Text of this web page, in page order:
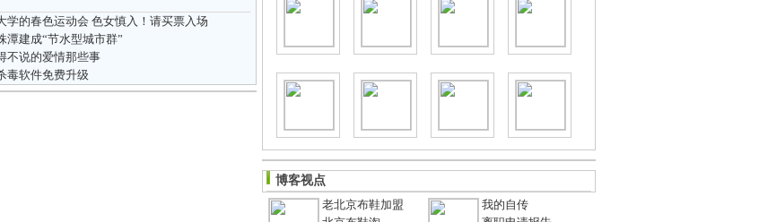
学的春色运动会 色女慎入！请买票入场
潭建成“节水型城市群”
不说的爱情那些事
毒软件免费升级
博客视点
老北京布鞋加盟
我的自传